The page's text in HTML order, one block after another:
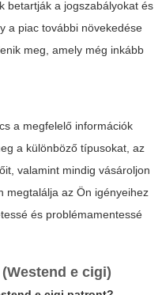
betartják a jogszabályokat és
a piac további növekedése
meg, amely még inkább
a megfelelő információk
a különböző típusokat, az
valamint mindig vásároljon
megtalálja az Ön igényeihez
és problémamentessé
Westend e cigi)